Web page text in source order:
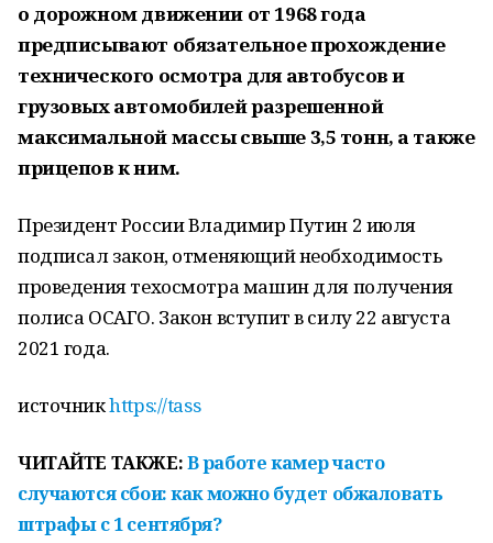
о дорожном движении от 1968 года
предписывают обязательное прохождение
технического осмотра для автобусов и
грузовых автомобилей разрешенной
максимальной массы свыше 3,5 тонн, а также
прицепов к ним.
Президент России Владимир Путин 2 июля
подписал закон, отменяющий необходимость
проведения техосмотра машин для получения
полиса ОСАГО. Закон вступит в силу 22 августа
2021 года.
источникhttps://tass
ЧИТАЙТЕ ТАКЖЕ:В работе камер часто
случаются сбои: как можно будет обжаловать
штрафы с 1 сентября?